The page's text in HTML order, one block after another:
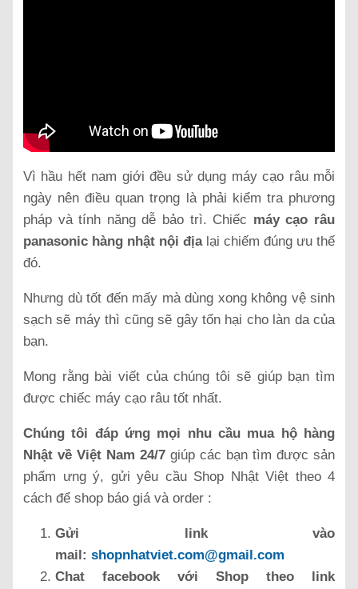
Vì hầu hết nam giới đều sử dụng máy cạo râu mỗi
ngày nên điều quan trọng là phải kiểm tra phương
pháp và tính năng dễ bảo trì. Chiếc máy cạo râu
panasonic hàng nhật nội địa lại chiếm đúng ưu thế
đó.
Nhưng dù tốt đến mấy mà dùng xong không vệ sinh
sạch sẽ máy thì cũng sẽ gây tổn hại cho làn da của
bạn.
Mong rằng bài viết của chúng tôi sẽ giúp bạn tìm
được chiếc máy cạo râu tốt nhất.
Chúng tôi đáp ứng mọi nhu cầu mua hộ hàng
Nhật về Việt Nam 24/7 giúp các bạn tìm được sản
phẩm ưng ý, gửi yêu cầu Shop Nhật Việt theo 4
cách để shop báo giá và order :
Gửi link vào
mail: shopnhatviet.com@gmail.com
Chat facebook với Shop theo link